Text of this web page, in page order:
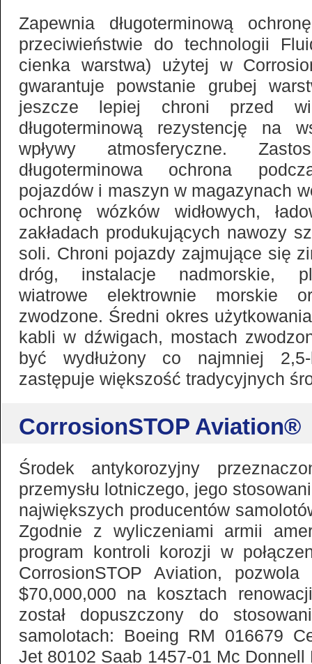
Zapewnia długoterminową
przeciwieństwie do technologii
cienka warstwa) użytej w
gwarantuje powstanie grubej
jeszcze lepiej chroni przed
długoterminową rezystencję na
wpływy atmosferyczne.
długoterminowa ochrona
pojazdów i maszyn w magazynach
ochronę wózków widłowych,
zakładach produkujących nawozy
soli. Chroni pojazdy zajmujące się
dróg, instalacje nadmorskie,
wiatrowe elektrownie morskie
zwodzone. Średni okres
kabli w dźwigach, mostach
być wydłużony co najmniej
zastępuje większość tradycyjnych
CorrosionSTOP Aviation®
Środek antykorozyjny
przemysłu lotniczego, jego
największych producentów
Zgodnie z wyliczeniami armii
program kontroli korozji w
CorrosionSTOP Aviation,
$70,000,000 na kosztach
został dopuszczony do
samolotach: Boeing RM 016679
Jet 80102 Saab 1457-01 Mc